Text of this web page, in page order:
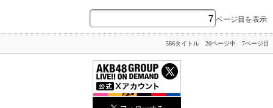
ページ目を表示
586タイトル 20ページ中 7ページ目